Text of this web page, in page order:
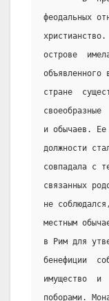
феодальных
острове
стране
и обычаев. Ее
должности
совпадала с
связанных
не
местным
в Рим для
бенефиции
имущество  и
поборами.